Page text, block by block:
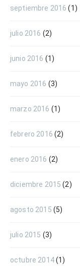
septiembre 2016 (1)
julio 2016 (2)
junio 2016 (1)
mayo 2016 (3)
marzo 2016 (1)
febrero 2016 (2)
enero 2016 (2)
diciembre 2015 (2)
agosto 2015 (5)
julio 2015 (3)
octubre 2014(1)